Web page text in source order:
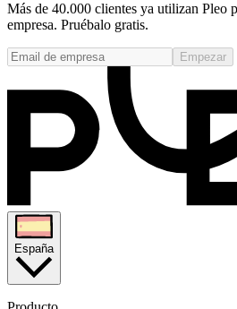
Más de 40.000 clientes ya utilizan Pleo
empresa. Pruébalo gratis.
Empezar
España